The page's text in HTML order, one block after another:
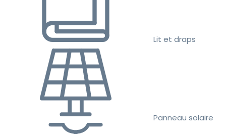
Lit et draps
Panneau solaire